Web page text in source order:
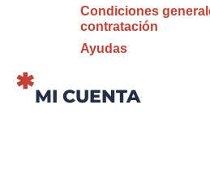
Condiciones
contratación
Ayudas
MI CUENTA